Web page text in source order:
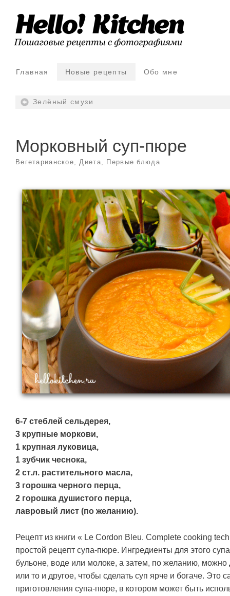
Главная Новые рецепты Обо мне
Зелёный смузи
Морковный суп-пюре
Вегетарианское,Диета, Первые блюда
6-7 стеблей сельдерея,
3 крупные моркови,
1 крупная луковица,
1 зубчик чеснока,
2 ст.л. растительного масла,
3 горошка черного перца,
2 горошка душистого перца,
лавровый лист (по желанию).
Рецепт из книги « Le Cordon Bleu. Complete cooking
простой рецепт супа-пюре. Ингредиенты для этого
бульоне, воде или молоке, а затем, по желанию, можно
или то и другое, чтобы сделать суп ярче и богаче. Это
приготовления супа-пюре, в котором может быть